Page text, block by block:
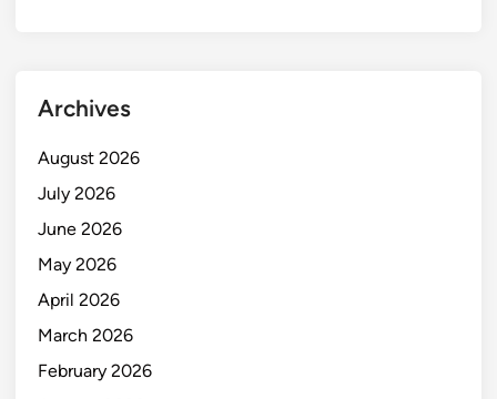
Archives
August 2026
July 2026
June 2026
May 2026
April 2026
March 2026
February 2026